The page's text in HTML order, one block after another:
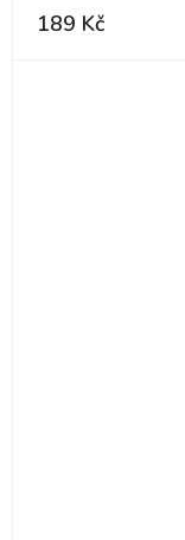
189 Kč